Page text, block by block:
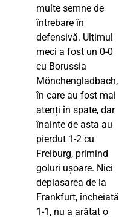
multe semne de
întrebare în
defensivă. Ultimul
meci a fost un 0-0
cu Borussia
Mönchengladbach,
în care au fost mai
atenți în spate, dar
înainte de asta au
pierdut 1-2 cu
Freiburg, primind
goluri ușoare. Nici
deplasarea de la
Frankfurt, încheiată
1-1, nu a arătat o